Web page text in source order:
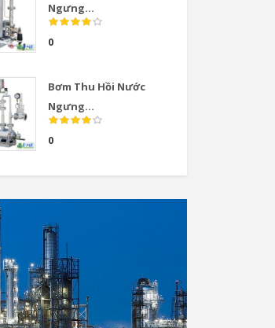
Ngưng...
0
Bơm Thu Hồi Nước
Ngưng...
0